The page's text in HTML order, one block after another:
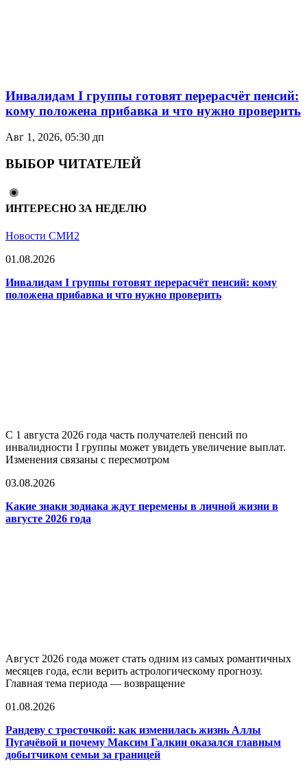
Инвалидам I группы готовят перерасчёт пенсий:
кому положена прибавка и что нужно проверить
Авг 1, 2026, 05:30 дп
ВЫБОР ЧИТАТЕЛЕЙ
ИНТЕРЕСНО ЗА НЕДЕЛЮ
Новости СМИ2
01.08.2026
Инвалидам I группы готовят перерасчёт пенсий: кому
положена прибавка и что нужно проверить
С 1 августа 2026 года часть получателей пенсий по
инвалидности I группы может увидеть увеличение выплат.
Изменения связаны с пересмотром
03.08.2026
Какие знаки зодиака ждут перемены в личной жизни в
августе 2026 года
Август 2026 года может стать одним из самых романтичных
месяцев года, если верить астрологическому прогнозу.
Главная тема периода — возвращение
01.08.2026
Рандеву с тросточкой: как изменилась жизнь Аллы
Пугачёвой и почему Максим Галкин оказался главным
добытчиком семьи за границей